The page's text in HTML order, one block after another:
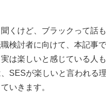
くけど、ブラックって話
検討者に向けて、本記事
は楽しいと感じている人
SESが楽しいと言われる
いきます。